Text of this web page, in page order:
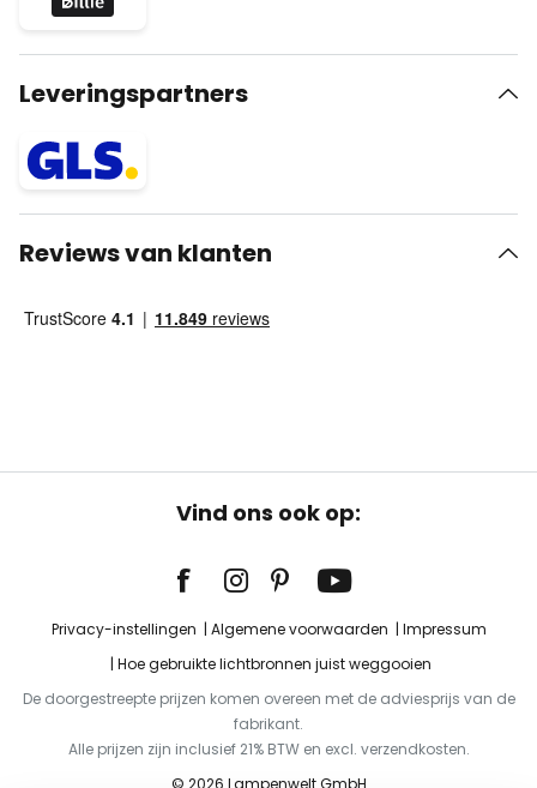
Leveringspartners
Reviews van klanten
Vind ons ook op:
Privacy-instellingen Algemene voorwaarden
Impressum
Hoe gebruikte lichtbronnen juist weggooien
De doorgestreepte prijzen komen overeen met de adviesprijs van de
fabrikant.
Alle prijzen zijn inclusief 21% BTW en excl. verzendkosten.
© 2026 Lampenwelt GmbH